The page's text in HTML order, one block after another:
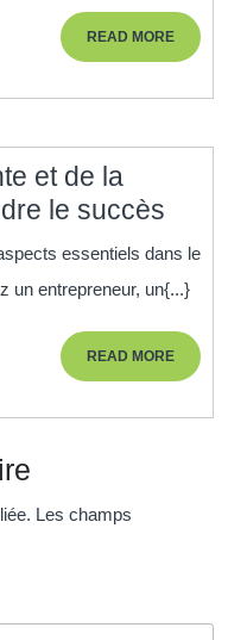
READ MOREREAD
MORE
et de la
le succès
l’art
de
la
et
essentiels dans le
un entrepreneur, un{...}
READ MOREREAD
MORE
Les champs